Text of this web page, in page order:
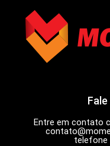
Entre em contato
telefone